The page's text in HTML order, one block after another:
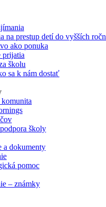
na prestup detí do vyšších
ako ponuka
prijatia
školu
sa k nám dostať
školy
a dokumenty
pomoc
– známky